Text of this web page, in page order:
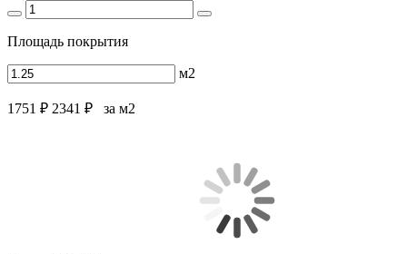
Площадь покрытия
м2
1751 ₽ 2341 ₽ за м2